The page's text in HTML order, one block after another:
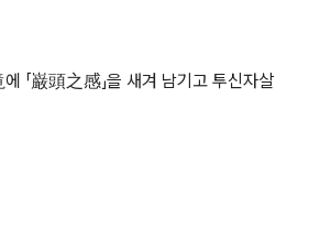
「巌頭之感」을 새겨 남기고 투신자살